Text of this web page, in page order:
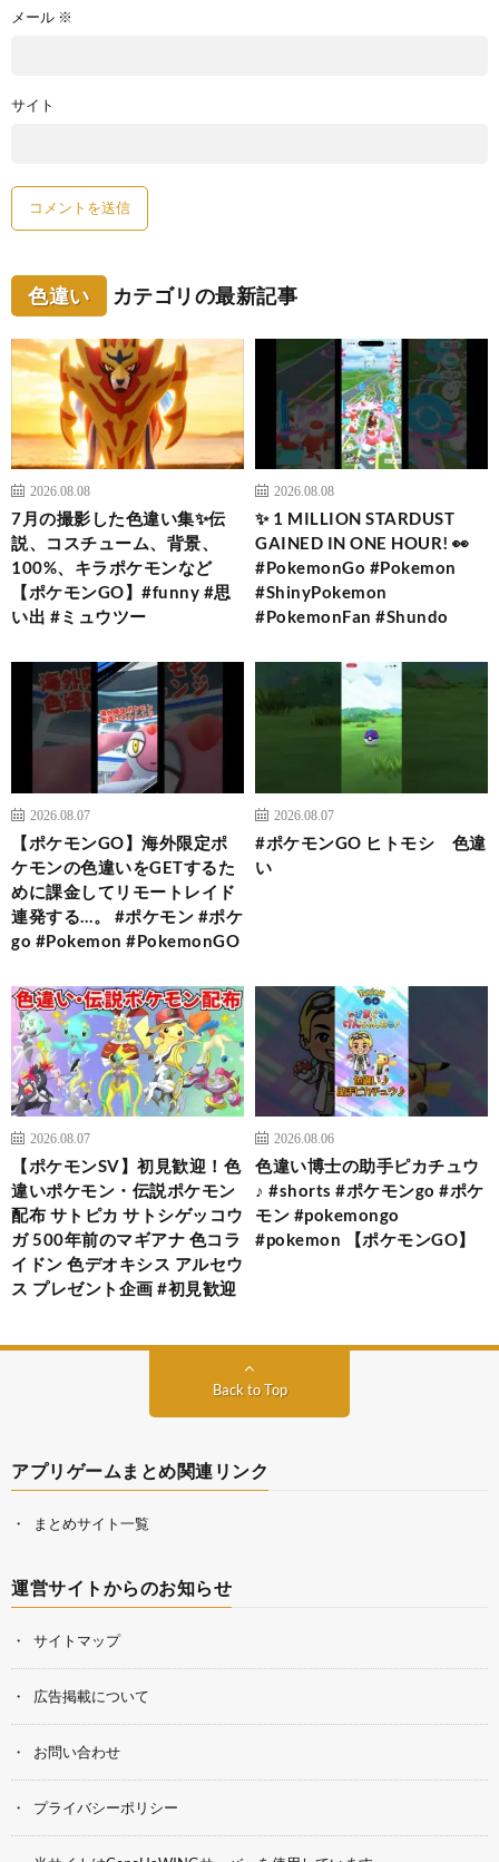
メール ※
サイト
色違い カテゴリの最新記事
2026.08.08
7月の撮影した色違い集✨伝
説、コスチューム、背景、
100%、キラポケモンなど
【ポケモンGO】#funny #思
い出 #ミュウツー
2026.08.08
✨ 1 MILLION STARDUST
GAINED IN ONE HOUR! 👀
#PokemonGo #Pokemon
#ShinyPokemon
#PokemonFan #Shundo
2026.08.07
【ポケモンGO】海外限定ポ
ケモンの色違いをGETするた
めに課金してリモートレイド
連発する…。 #ポケモン #ポケ
go #Pokemon #PokemonGO
2026.08.07
#ポケモンGO ヒトモシ 色違
い
2026.08.07
【ポケモンSV】初見歓迎！色
違いポケモン・伝説ポケモン
配布 サトピカ サトシゲッコウ
ガ 500年前のマギアナ 色コラ
イドン 色デオキシス アルセウ
ス プレゼント企画 #初見歓迎
2026.08.06
色違い博士の助手ピカチュウ
♪ #shorts #ポケモンgo #ポケ
モン #pokemongo
#pokemon 【ポケモンGO】
Back to Top
アプリゲームまとめ関連リンク
まとめサイト一覧
運営サイトからのお知らせ
サイトマップ
広告掲載について
お問い合わせ
プライバシーポリシー